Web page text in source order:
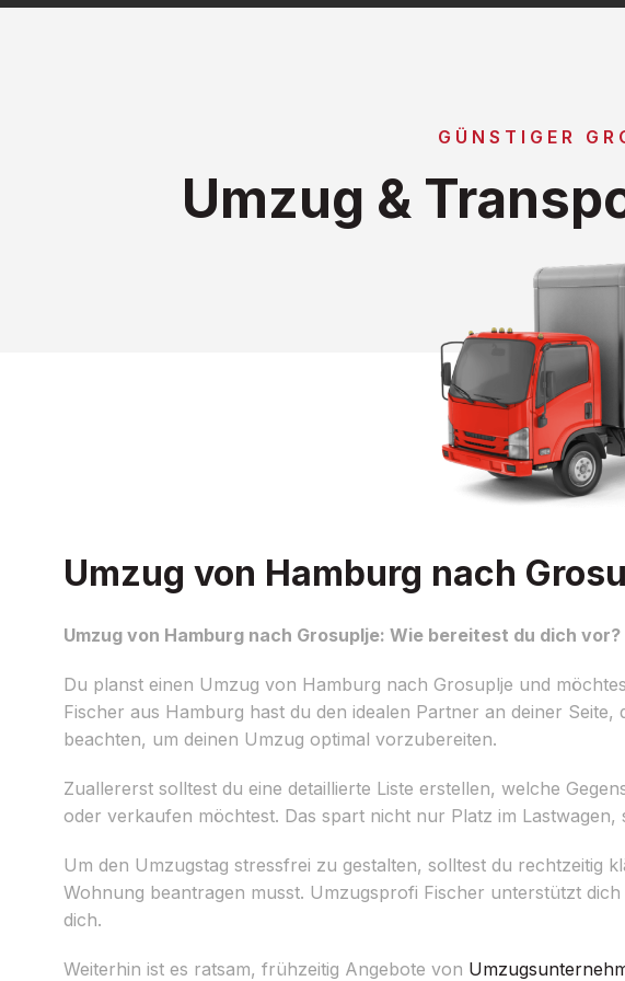
GÜNSTIGER
Umzug &
Umzug von Hamburg nach
Umzug von Hamburg nach Grosuplje: Wie bereitest du dich vor?
Du planst einen Umzug von Hamburg nach Grosuplje und
Fischer aus Hamburg hast du den idealen Partner an deiner
beachten, um deinen Umzug optimal vorzubereiten.
Zuallererst solltest du eine detaillierte Liste erstellen, welche
oder verkaufen möchtest. Das spart nicht nur Platz im
Um den Umzugstag stressfrei zu gestalten, solltest du rechtzeitig
Wohnung beantragen musst. Umzugsprofi Fischer unterstützt
dich.
Weiterhin ist es ratsam, frühzeitig Angebote von